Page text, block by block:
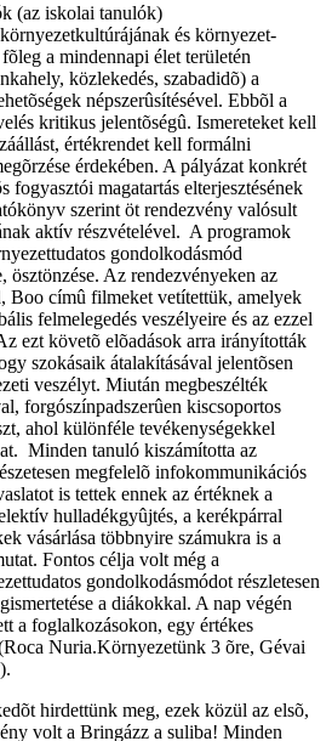
(az iskolai tanulók)
és környezet-
a mindennapi élet területén
közlekedés, szabadidõ) a
népszerûsítésével. Ebbõl a
kritikus jelentõségû. Ismereteket kell
értékrendet kell formálni
érdekében. A pályázat konkrét
fogyasztói magatartás elterjesztésének
szerint öt rendezvény valósult
aktív részvételével. A programok
gondolkodásmód
ösztönzése. Az rendezvényeken az
Boo címû filmeket vetítettük, amelyek
felmelegedés veszélyeire és az ezzel
ezt követõ elõadások arra irányították
szokásaik átalakításával jelentõsen
veszélyt. Miután megbeszélték
forgószínpadszerûen kiscsoportos
ahol különféle tevékenységekkel
Minden tanuló kiszámította az
megfelelõ infokommunikációs
is tettek ennek az értéknek a
hulladékgyûjtés, a kerékpárral
vásárlása többnyire számukra is a
Fontos célja volt még a
gondolkodásmódot részletesen
a diákokkal. A nap végén
a foglalkozásokon, egy értékes
Nuria.Környezetünk 3 õre, Gévai
hirdettünk meg, ezek közül az elsõ,
volt a Bringázz a suliba! Minden